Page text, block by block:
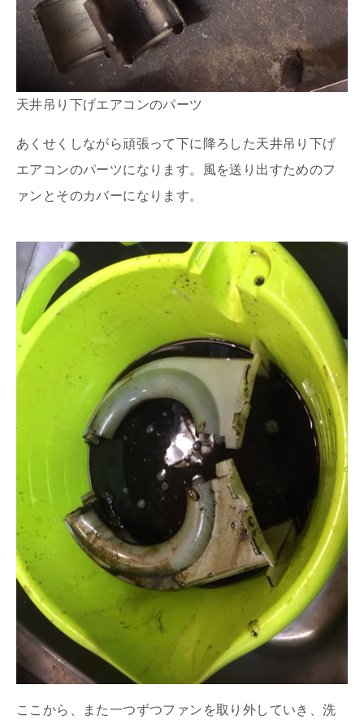
天井吊り下げエアコンのパーツ
あくせくしながら頑張って下に降ろした天井吊り下げ
エアコンのパーツになります。風を送り出すためのフ
ァンとそのカバーになります。
ここから、また一つずつファンを取り外していき、洗